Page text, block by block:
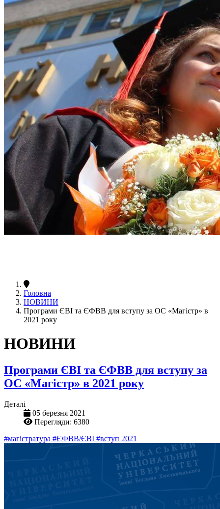
Головна
НОВИНИ
Програми ЄВІ та ЄФВВ для вступу за ОС «Магістр» в
2021 року
НОВИНИ
Програми ЄВІ та ЄФВВ для вступу за
ОС «Магістр» в 2021 року
Деталі
05 березня 2021
Перегляди: 6380
#магістратура #ЄФВВ/ЄВІ #вступ 2021